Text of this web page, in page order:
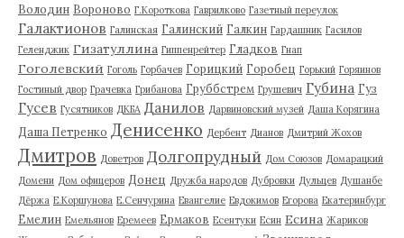
Володин Вороново Г.Короткова Гаврилково Газетный переулок
Галактионов Галинская Галинский Галкин Гардашник Гасилов
Геленджик Гизатуллина Гиппенрейтер Гладков Гнап
Гоголевский Гоголь Горбачев Горицкий Горобец Горький Горяинов
Гостиный двор Грачевка Грибанова Груббстрем Грушевич Губина Гуз
Гусев Гусятников ДКБА Данилов Дарвиновский музей Даша Корягина
Даша Петренко Денисенко Дербент Дианов Дмитрий Жохов
Дмитров Доветров Долгопрудный Дом Союзов Домарацкий
Домени Дом офицеров Донец Дружба народов Дубровки Дульцев Душанбе
Дёржа Е.Коршунова Е.Сенчурина Евангелие Евдокимов Егорова Екатеринбург
Емелин Емельянов Еремеев Ермаков Есентуки Есин Есина Жариков